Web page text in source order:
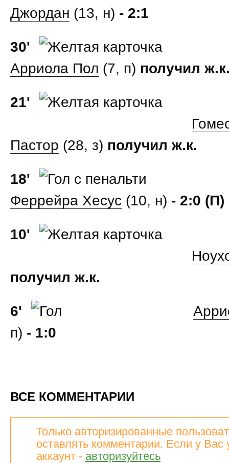
Джордан (13, н) - 2:1
30'
Арриола Пол (7, п) получил
21'
Пастор (28, з) получил ж.к.
18'
Феррейра Хесус (10, н) - 2:0 (П)
10'
получил ж.к.
6'
п) - 1:0
ВСЕ КОММЕНТАРИИ
Только авторизированные
оставлять комментарии. Если у Вас
аккаунт - авторизуйтесь